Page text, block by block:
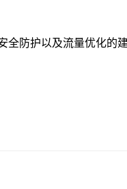
防护以及流量优化的